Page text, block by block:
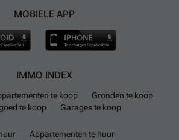
MOBIELE APP
IMMO INDEX
te koop
Gronden te koop
te koop
Garages te koop
Appartementen te huur